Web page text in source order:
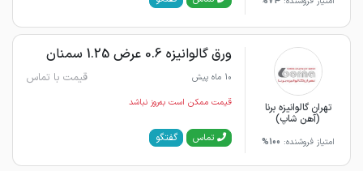
تهران گالوانیزه برنا
(آهن شاپ)
امتیاز فروشنده: 100%
ورق گالوانیزه 0.6 عرض 1.25 سمنان
10 ماه پیش قیمت با تماس
قیمت ممکن است به‌روز نباشد
تماس گفتگو